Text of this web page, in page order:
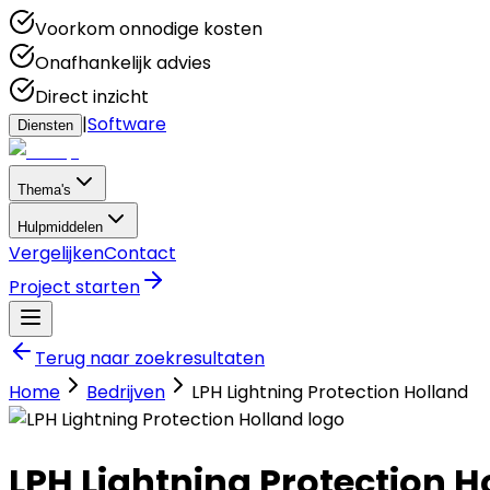
Voorkom onnodige kosten
Onafhankelijk advies
Direct inzicht
Diensten |Software
Thema's
Hulpmiddelen
VergelijkenContact
Project starten
Terug naar zoekresultaten
Home
Bedrijven LPH Lightning Protection Holland